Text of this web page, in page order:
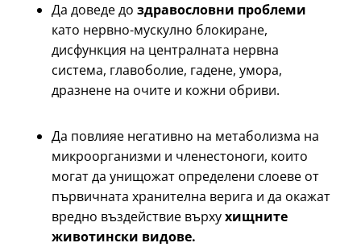
Да доведе до здравословни проблеми
като нервно-мускулно блокиране,
дисфункция на централната нервна
система, главоболие, гадене, умора,
дразнене на очите и кожни обриви.
Да повлияе негативно на метаболизма на
микроорганизми и членестоноги, които
могат да унищожат определени слоеве от
първичната хранителна верига и да окажат
вредно въздействие върхухищните
животински видове.